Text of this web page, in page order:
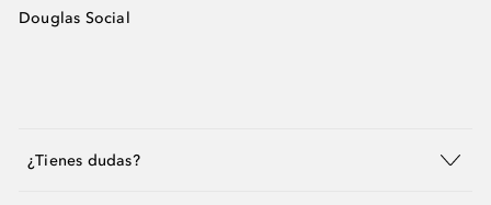
Douglas Social
¿Tienes dudas?